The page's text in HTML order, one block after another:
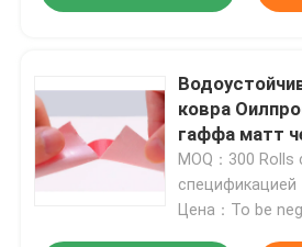
Клейкая лента отпуска
Горячий расплавьте блоки
ковра
гаффа матт
вызревания
MOQ：300
спецификацией
Цена：To be